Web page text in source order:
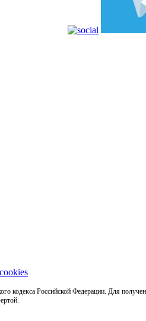
кодекса Российской Федерации. Для